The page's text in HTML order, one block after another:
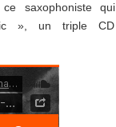
ce saxophoniste
», un triple CD